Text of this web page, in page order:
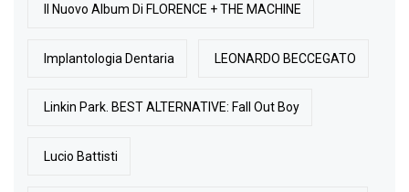
Il Nuovo Album Di FLORENCE + THE MACHINE
Implantologia Dentaria LEONARDO BECCEGATO
Linkin Park. BEST ALTERNATIVE: Fall Out Boy
Lucio Battisti